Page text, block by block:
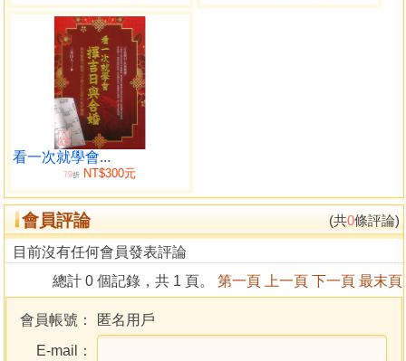
看一次就學會...
79折 NT$300元
會員評論 (共0條評論)
目前沒有任何會員發表評論
總計 0 個記錄，共 1 頁。 第一頁 上一頁 下一頁 最末頁
會員帳號：
匿名用戶
E-mail：